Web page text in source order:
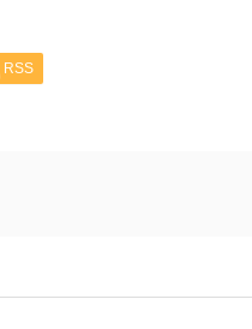
RSS